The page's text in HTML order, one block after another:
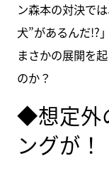
ン森本の対決で
犬”があるんだ!?
まさかの展開を
のか？
◆想定外
ングが！